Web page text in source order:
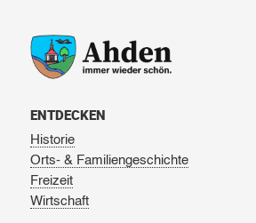
ENTDECKEN
Historie
Orts- & Familiengeschichte
Freizeit
Wirtschaft